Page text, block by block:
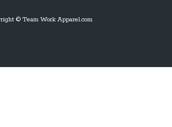
© Team Work Apparel.com